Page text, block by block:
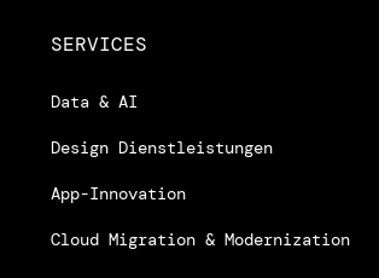
SERVICES
Data & AI
Design Dienstleistungen
App-Innovation
Cloud Migration & Modernization